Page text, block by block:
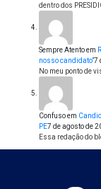
dentro dos
Sempre Atentoem
nosso candidato”7
No meu ponto de
Confusoem
PE7 de agosto de
Essa redação do